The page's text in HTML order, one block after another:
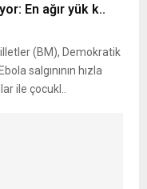
En ağır yük k..
(BM), Demokratik
salgınının hızla
ile çocukl..